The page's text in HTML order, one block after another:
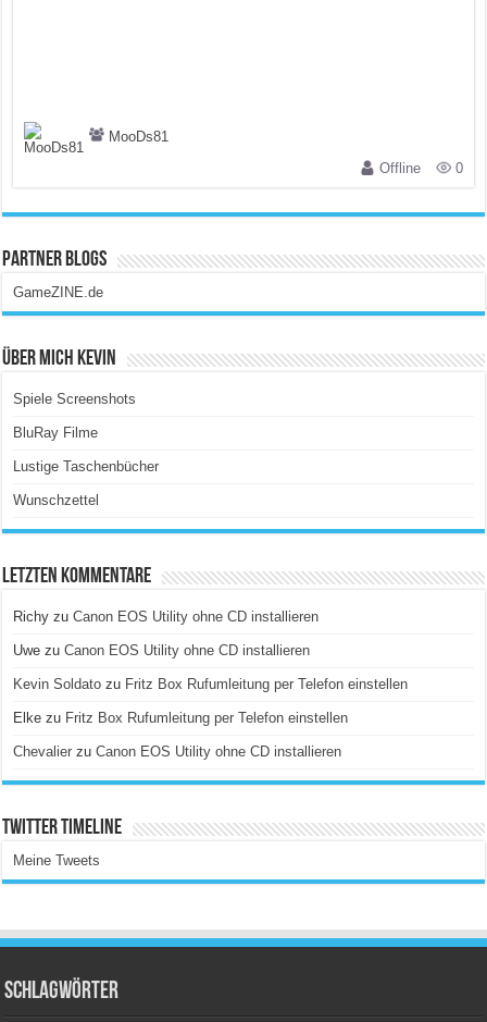
MooDs81
Offline
0
Partner Blogs
GameZINE.de
Über Mich Kevin
Spiele Screenshots
BluRay Filme
Lustige Taschenbücher
Wunschzettel
Letzten Kommentare
Richy zuCanon EOS Utility ohne CD installieren
Uwe zuCanon EOS Utility ohne CD installieren
Kevin Soldato zu Fritz Box Rufumleitung per Telefon einstellen
Elke zu Fritz Box Rufumleitung per Telefon einstellen
Chevalier zuCanon EOS Utility ohne CD installieren
Twitter Timeline
Meine Tweets
Schlagwörter